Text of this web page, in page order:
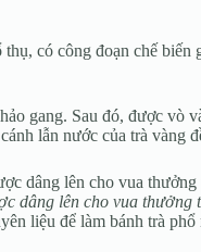
có công đoạn chế
gang. Sau đó, được
lẫn nước của trà vàng
dâng lên cho vua thưởng
liệu để làm bánh trà